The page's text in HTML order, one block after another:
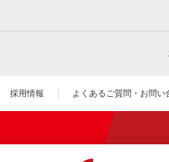
採用情報 よくあるご質問・お問い